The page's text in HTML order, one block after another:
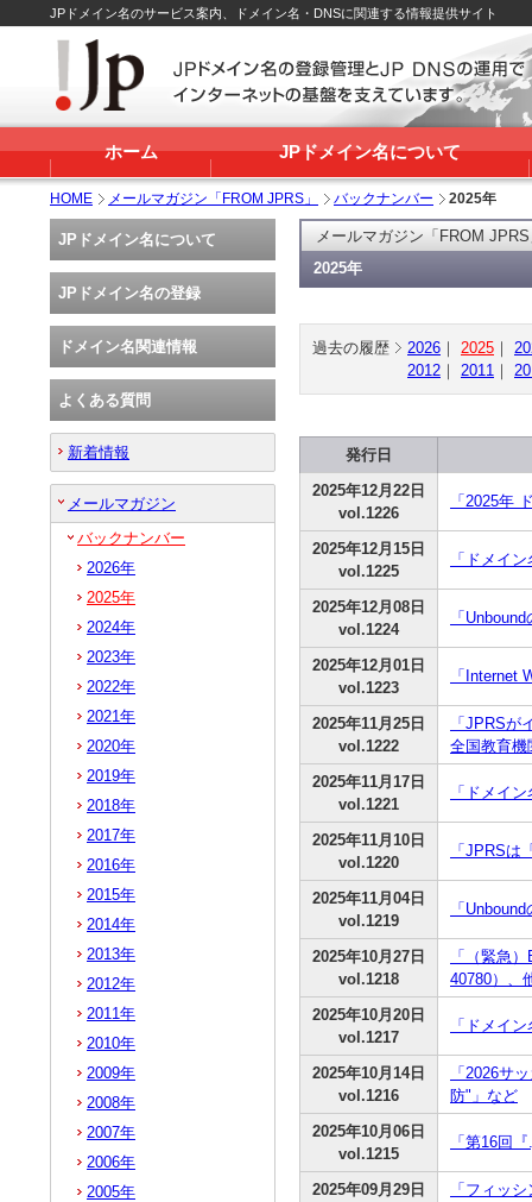
JPドメイン名のサービス案内、ドメイン名・DNSに関連する情報提供サイト
ホーム JPドメイン名について
HOME メールマガジン「FROM JPRS」 バックナンバー 2025年
メールマガジン「FROM
2025年
過去の履歴 2026 ｜ 2025 ｜
2012 ｜ 2011 ｜
発行日
2025年12月22日
vol.1226
「2025年
2025年12月15日
vol.1225
「ドメイ
2025年12月08日
vol.1224
「
2025年12月01日
vol.1223
「Internet
2025年11月25日
vol.1222
「JPRS
全国教育機
2025年11月17日
vol.1221
「ドメイ
2025年11月10日
vol.1220
「JPRSは
2025年11月04日
vol.1219
「
2025年10月27日
vol.1218
「（緊急
40780）、
2025年10月20日
vol.1217
「ドメイ
2025年10月14日
vol.1216
「2026サ
防"」など
2025年10月06日
vol.1215
「第16回
2025年09月29日
「フィッ
JPドメイン名について
JPドメイン名の登録
ドメイン名関連情報
よくある質問
新着情報
メールマガジン
バックナンバー
2026年
2025年
2024年
2023年
2022年
2021年
2020年
2019年
2018年
2017年
2016年
2015年
2014年
2013年
2012年
2011年
2010年
2009年
2008年
2007年
2006年
2005年